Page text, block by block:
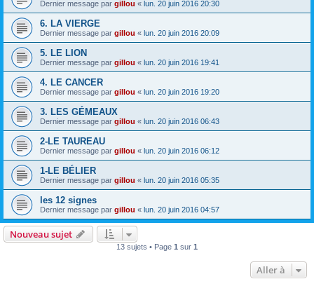
Dernier message par gillou « lun. 20 juin 2016 20:30
6. LA VIERGE
Dernier message par gillou « lun. 20 juin 2016 20:09
5. LE LION
Dernier message par gillou « lun. 20 juin 2016 19:41
4. LE CANCER
Dernier message par gillou « lun. 20 juin 2016 19:20
3. LES GÉMEAUX
Dernier message par gillou « lun. 20 juin 2016 06:43
2-LE TAUREAU
Dernier message par gillou « lun. 20 juin 2016 06:12
1-LE BÉLIER
Dernier message par gillou « lun. 20 juin 2016 05:35
les 12 signes
Dernier message par gillou « lun. 20 juin 2016 04:57
Nouveau sujet
13 sujets • Page 1 sur 1
Aller à